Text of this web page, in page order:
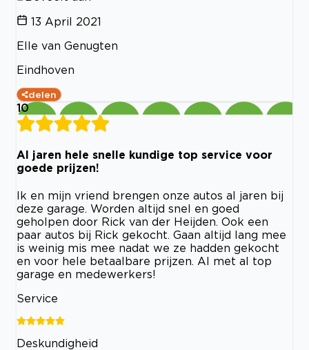
13 April 2021
Elle van Genugten
Eindhoven
delen
10
Al jaren hele snelle kundige top service voor
goede prijzen!
Ik en mijn vriend brengen onze autos al jaren bij
deze garage. Worden altijd snel en goed
geholpen door Rick van der Heijden. Ook een
paar autos bij Rick gekocht. Gaan altijd lang mee
is weinig mis mee nadat we ze hadden gekocht
en voor hele betaalbare prijzen. Al met al top
garage en medewerkers!
Service
Deskundigheid